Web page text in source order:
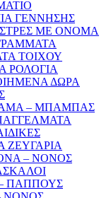
ΓΕΝΝΗΣΗΣ
ΜΕ ΟΝΟΜΑ
ΤΟΙΧΟΥ
ΡΟΛΟΓΙΑ
ΔΩΡΑ
– ΜΠΑΜΠΑΣ
ΖΕΥΓΑΡΙΑ
– ΝΟΝΟΣ
– ΠΑΠΠΟΥΣ